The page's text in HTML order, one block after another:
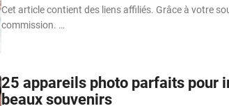
Cet article contient des liens affiliés. Grâce à votre
commission. …
25 appareils photo parfaits pour
beaux souvenirs